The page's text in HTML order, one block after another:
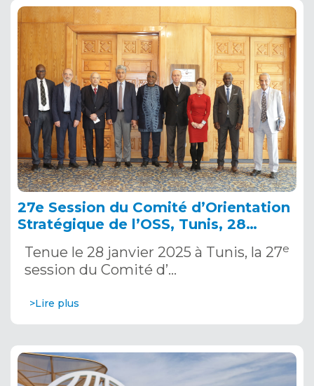
27e Session du Comité d’Orientation
Stratégique de l’OSS, Tunis, 28
Tenue le 28 janvier 2025 à Tunis, la 27e
session du Comité d’…
>Lire plus